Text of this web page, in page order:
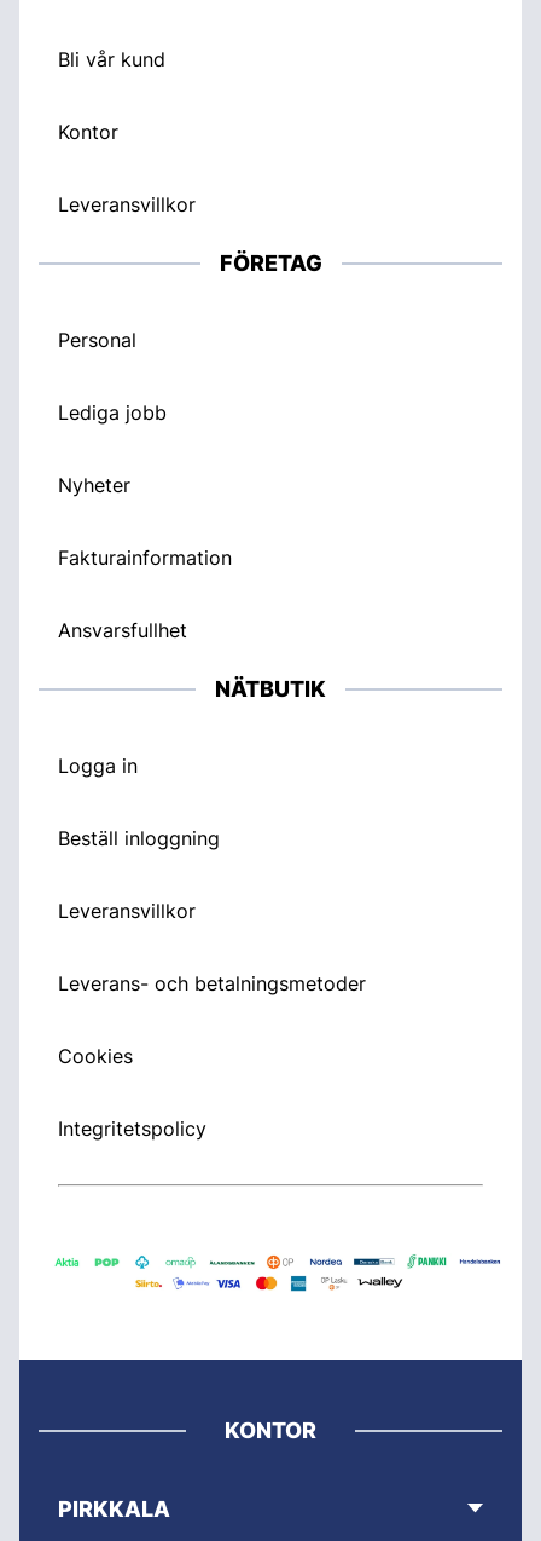
Bli vår kund
Kontor
Leveransvillkor
FÖRETAG
Personal
Lediga jobb
Nyheter
Fakturainformation
Ansvarsfullhet
NÄTBUTIK
Logga in
Beställ inloggning
Leveransvillkor
Leverans- och betalningsmetoder
Cookies
Integritetspolicy
KONTOR
PIRKKALA